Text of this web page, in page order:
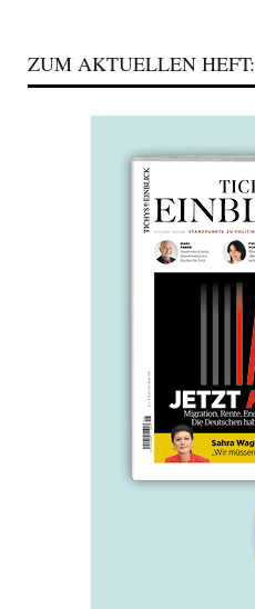
ZUM AKTUELLEN HEFT: